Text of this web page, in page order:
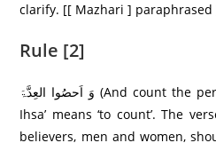
clarify. [[ Mazhari ] paraphrased
Rule [2]
وَ اَحصُوا العِدَّۃَ (And count the period of ‘iddah…1) The word
Ihsa’ means ‘to count’. The
believers, men and women,